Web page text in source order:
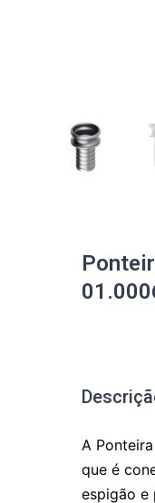
A
que é
espigão e